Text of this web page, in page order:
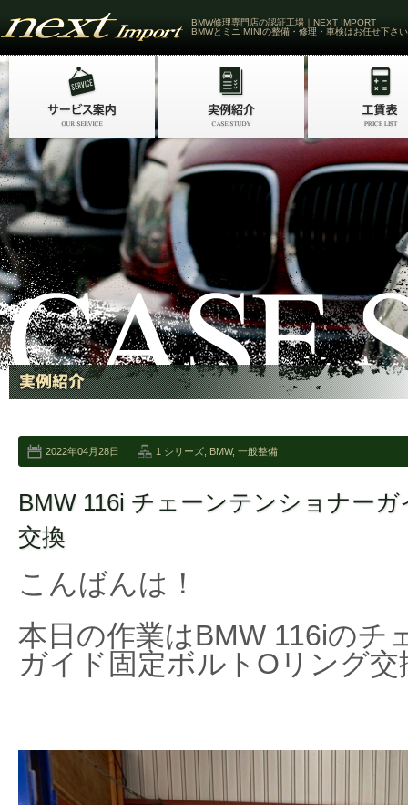
BMW修理専門店の認証工場｜NEXT IMPORT
BMWとミニ MINIの整備・修理・車検はお任せ下さい
2022年04月28日 1 シリーズ BMW, 一般整備
BMW 116i チェーンテンショナー
交換
こんばんは！
本日の作業はBMW 116iのチ
ガイド固定ボルトOリング交